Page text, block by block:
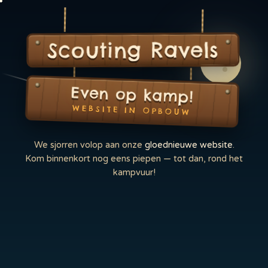
Scouting Ravels
Even op kamp!
WEBSITE IN OPBOUW
We sjorren volop aan onze gloednieuwe website.
Kom binnenkort nog eens piepen — tot dan, rond het
kampvuur!